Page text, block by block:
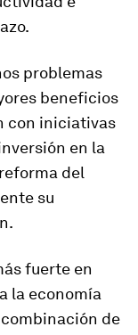
problemas
beneficios
con iniciativas
en la
del
su
fuerte en
la economía
de